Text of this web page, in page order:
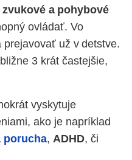
a pohybové
ovládať. Vo
už v detstve.
3 krát častejšie,
vyskytuje
ako je napríklad
porucha, ADHD, či